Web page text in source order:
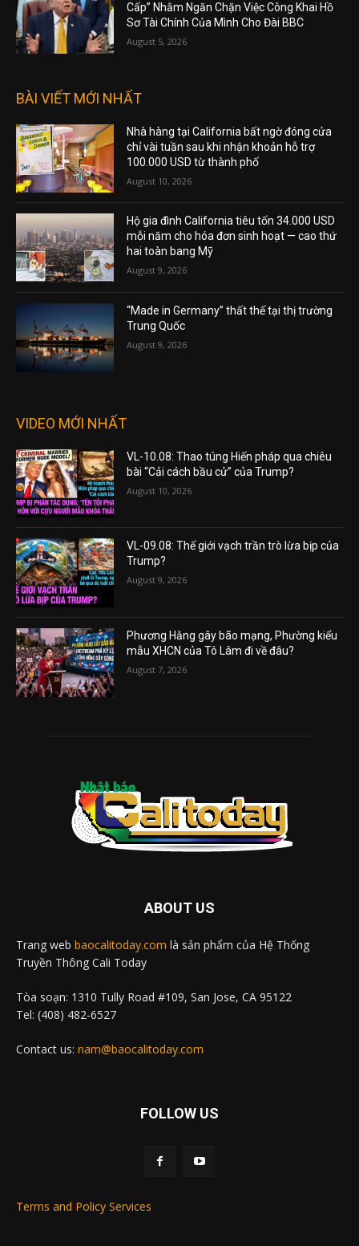
Cấp” Nhằm Ngăn Chặn Việc Công Khai Hồ
Sơ Tài Chính Của Mình Cho Đài BBC
August 5, 2026
BÀI VIẾT MỚI NHẤT
Nhà hàng tại California bất ngờ đóng cửa
chỉ vài tuần sau khi nhận khoản hỗ trợ
100.000 USD từ thành phố
August 10, 2026
Hộ gia đình California tiêu tốn 34.000 USD
mỗi năm cho hóa đơn sinh hoạt — cao thứ
hai toàn bang Mỹ
August 9, 2026
“Made in Germany” thất thế tại thị trường
Trung Quốc
August 9, 2026
VIDEO MỚI NHẤT
VL-10.08: Thao túng Hiến pháp qua chiêu
bài “Cải cách bầu cử” của Trump?
August 10, 2026
VL-09.08: Thế giới vạch trần trò lừa bịp của
Trump?
August 9, 2026
Phương Hằng gây bão mạng, Phường kiểu
mẫu XHCN của Tô Lâm đi về đâu?
August 7, 2026
ABOUT US
Trang web baocalitoday.com là sản phẩm của Hệ Thống
Truyền Thông Cali Today
Tòa soạn: 1310 Tully Road #109, San Jose, CA 95122
Tel: (408) 482-6527
Contact us: nam@baocalitoday.com
FOLLOW US
Terms and Policy Services